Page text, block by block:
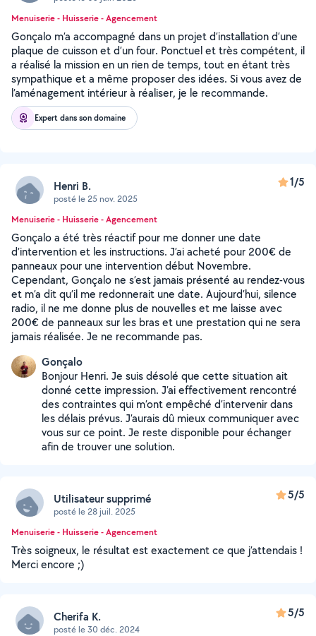
Menuiserie - Huisserie - Agencement
Gonçalo m’a accompagné dans un projet d’installation d’une
plaque de cuisson et d’un four. Ponctuel et très compétent, il
a réalisé la mission en un rien de temps, tout en étant très
sympathique et a même proposer des idées. Si vous avez de
l’aménagement intérieur à réaliser, je le recommande.
Expert dans son domaine
Henri B.
posté le 25 nov. 2025
1/5
Menuiserie - Huisserie - Agencement
Gonçalo a été très réactif pour me donner une date
d’intervention et les instructions. J’ai acheté pour 200€ de
panneaux pour une intervention début Novembre.
Cependant, Gonçalo ne s’est jamais présenté au rendez-vous
et m’a dit qu’il me redonnerait une date. Aujourd’hui, silence
radio, il ne me donne plus de nouvelles et me laisse avec
200€ de panneaux sur les bras et une prestation qui ne sera
jamais réalisée. Je ne recommande pas.
Gonçalo
Bonjour Henri. Je suis désolé que cette situation ait
donné cette impression. J’ai effectivement rencontré
des contraintes qui m’ont empêché d’intervenir dans
les délais prévus. J’aurais dû mieux communiquer avec
vous sur ce point. Je reste disponible pour échanger
afin de trouver une solution.
Utilisateur supprimé
posté le 28 juil. 2025
5/5
Menuiserie - Huisserie - Agencement
Très soigneux, le résultat est exactement ce que j’attendais !
Merci encore ;)
Cherifa K.
posté le 30 déc. 2024
5/5